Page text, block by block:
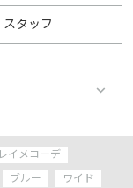
スタッフ
イメコーデ
ブルー ワイド